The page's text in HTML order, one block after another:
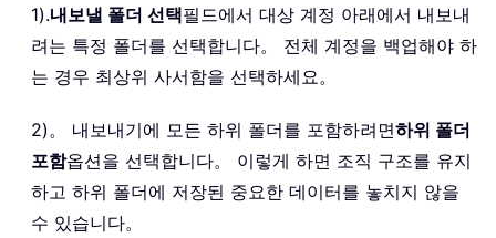
1).내보낼 폴더 선택필드에서 대상 계정 아래에서 내보내
려는 특정 폴더를 선택합니다。 전체 계정을 백업해야 하
는 경우 최상위 사서함을 선택하세요。
2)。 내보내기에 모든 하위 폴더를 포함하려면하위 폴더
포함옵션을 선택합니다。 이렇게 하면 조직 구조를 유지
하고 하위 폴더에 저장된 중요한 데이터를 놓치지 않을
수 있습니다。